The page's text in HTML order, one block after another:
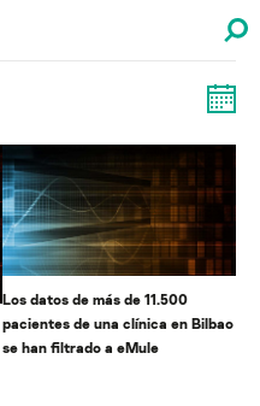
Los datos de más de 11.500
pacientes de una clínica en Bilbao
se han filtrado a eMule